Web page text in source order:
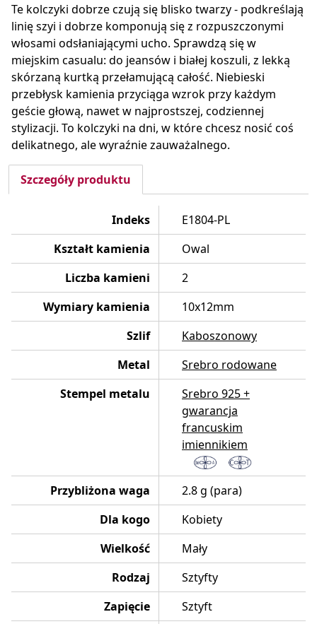
Te kolczyki dobrze czują się blisko twarzy - podkreślają
linię szyi i dobrze komponują się z rozpuszczonymi
włosami odsłaniającymi ucho. Sprawdzą się w
miejskim casualu: do jeansów i białej koszuli, z lekką
skórzaną kurtką przełamującą całość. Niebieski
przebłysk kamienia przyciąga wzrok przy każdym
geście głową, nawet w najprostszej, codziennej
stylizacji. To kolczyki na dni, w które chcesz nosić coś
delikatnego, ale wyraźnie zauważalnego.
Szczegóły produktu
Indeks
E1804-PL
Kształt kamienia
Owal
Liczba kamieni
2
Wymiary kamienia
10x12mm
Szlif
Kaboszonowy
Metal
Srebro rodowane
Stempel metalu
Srebro 925 +
gwarancja
francuskim
imiennikiem
Przybliżona waga
2.8 g (para)
Dla kogo
Kobiety
Wielkość
Mały
Rodzaj
Sztyfty
Zapięcie
Sztyft